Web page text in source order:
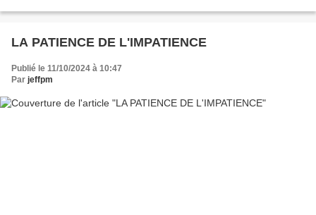
LA PATIENCE DE L'IMPATIENCE
Publié le 11/10/2024 à 10:47
Par jeffpm